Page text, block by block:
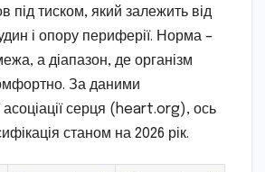
під тиском, який залежить від
і опору периферії. Норма –
а діапазон, де організм
За даними
серця (heart.org), ось
станом на 2026 рік.